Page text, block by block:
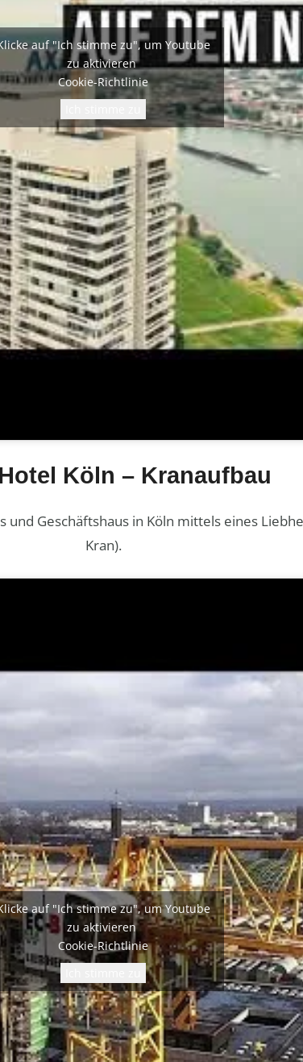
auf "Ich stimme zu", um Youtube
zu aktivieren
Cookie-Richtlinie
Köln – Kranaufbau
Geschäftshaus in Köln mittels eines
Kran).
auf "Ich stimme zu", um Youtube
zu aktivieren
Cookie-Richtlinie